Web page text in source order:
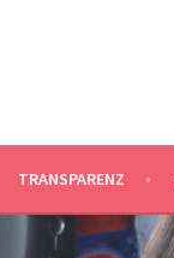
TRANSPARENZ